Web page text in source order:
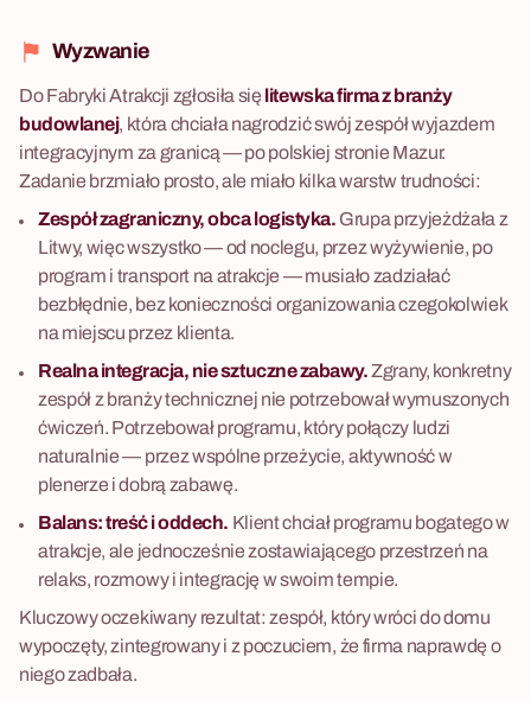
Wyzwanie
Do Fabryki Atrakcji zgłosiła się litewska firma z branży
budowlanej, która chciała nagrodzić swój zespół wyjazdem
integracyjnym za granicą — po polskiej stronie Mazur.
Zadanie brzmiało prosto, ale miało kilka warstw trudności:
Zespół zagraniczny, obca logistyka. Grupa przyjeżdżała z
Litwy, więc wszystko — od noclegu, przez wyżywienie, po
program i transport na atrakcje — musiało zadziałać
bezbłędnie, bez konieczności organizowania czegokolwiek
na miejscu przez klienta.
Realna integracja, nie sztuczne zabawy. Zgrany, konkretny
zespół z branży technicznej nie potrzebował wymuszonych
ćwiczeń. Potrzebował programu, który połączy ludzi
naturalnie — przez wspólne przeżycie, aktywność w
plenerze i dobrą zabawę.
Balans: treść i oddech. Klient chciał programu bogatego w
atrakcje, ale jednocześnie zostawiającego przestrzeń na
relaks, rozmowy i integrację w swoim tempie.
Kluczowy oczekiwany rezultat: zespół, który wróci do domu
wypoczęty, zintegrowany i z poczuciem, że firma naprawdę o
niego zadbała.